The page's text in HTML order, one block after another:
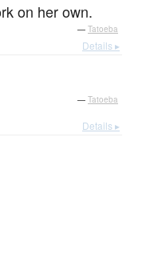
on her own.
— Tatoeba
Details ▸
— Tatoeba
Details ▸